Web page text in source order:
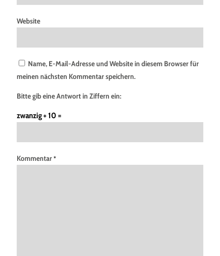
Website
Name, E-Mail-Adresse und Website in diesem Browser für
meinen nächsten Kommentar speichern.
Bitte gib eine Antwort in Ziffern ein:
zwanzig + 10 =
Kommentar*